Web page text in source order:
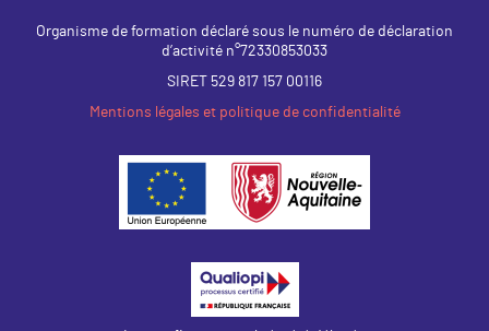
Organisme de formation déclaré sous le numéro de déclaration
d’activité n°72330853033
SIRET 529 817 157 00116
Mentions légales et politique de confidentialité